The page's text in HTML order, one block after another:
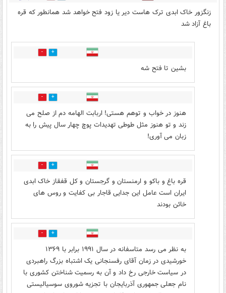
زنگزور خاک ابدی ترک هاست دیر یا زود فتح خواهد شد همانطور که قره
باغ آزاد شد
6
بشین تا فتح شه
6
هنوز در خواب و توهم هستی! اربابت الهامه دم از صلح می
زند و تو هنوز مثل طوطی تهدیدات پوچ چهار سال پیش را به
زبان می آوری!
4
قره باغ و باکو و ارمنستان و گرجستان و کل قفقاز خاک ابدی
ایران است عامل این جدایی قاجار بی کفایت و روس های
خائن بودند
0
به نظر می رسد متاسفانه در سال ۱۹۹۱ برابر با ۱۳۶۹
خورشیدی در زمان آقای رفسنجانی یک اشتباه بزرگ راهبردی
در سیاست خارجی رخ داد و آن به رسمیت شناختن کشوری با
نام جعلی جمهوری آذربایجان با تجزیه شوروی سوسیالیستی